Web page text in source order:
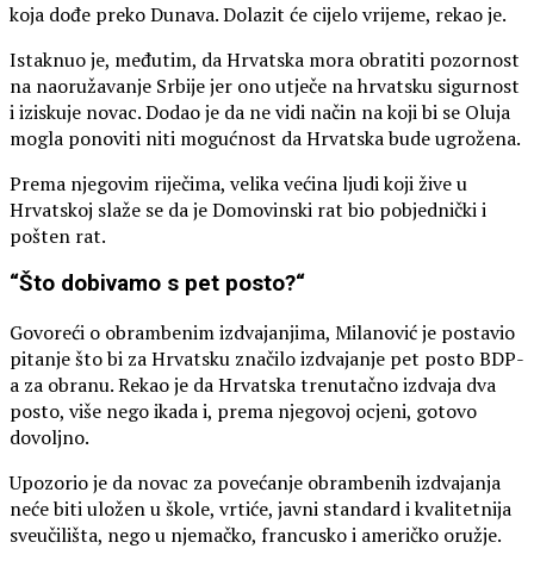
koja dođe preko Dunava. Dolazit će cijelo vrijeme, rekao je.
Istaknuo je, međutim, da Hrvatska mora obratiti pozornost
na naoružavanje Srbije jer ono utječe na hrvatsku sigurnost
i iziskuje novac. Dodao je da ne vidi način na koji bi se Oluja
mogla ponoviti niti mogućnost da Hrvatska bude ugrožena.
Prema njegovim riječima, velika većina ljudi koji žive u
Hrvatskoj slaže se da je Domovinski rat bio pobjednički i
pošten rat.
“Što dobivamo s pet posto?“
Govoreći o obrambenim izdvajanjima, Milanović je postavio
pitanje što bi za Hrvatsku značilo izdvajanje pet posto BDP-
a za obranu. Rekao je da Hrvatska trenutačno izdvaja dva
posto, više nego ikada i, prema njegovoj ocjeni, gotovo
dovoljno.
Upozorio je da novac za povećanje obrambenih izdvajanja
neće biti uložen u škole, vrtiće, javni standard i kvalitetnija
sveučilišta, nego u njemačko, francusko i američko oružje.